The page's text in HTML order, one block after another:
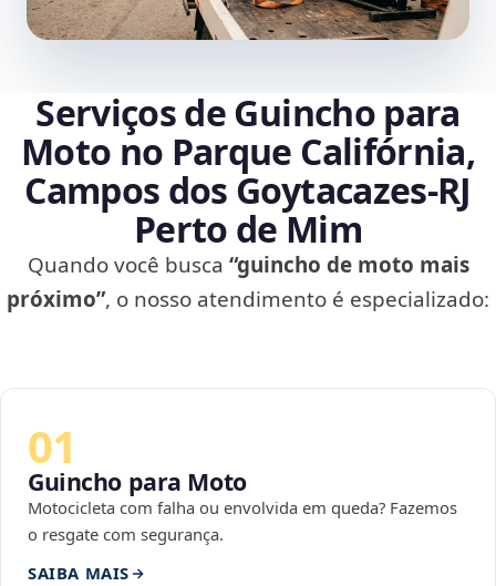
Serviços de Guincho para
Moto no Parque Califórnia,
Campos dos Goytacazes‑RJ
Perto de Mim
Quando você busca “guincho de moto mais
próximo”, o nosso atendimento é especializado:
01
Guincho para Moto
Motocicleta com falha ou envolvida em queda? Fazemos
o resgate com segurança.
SAIBA MAIS